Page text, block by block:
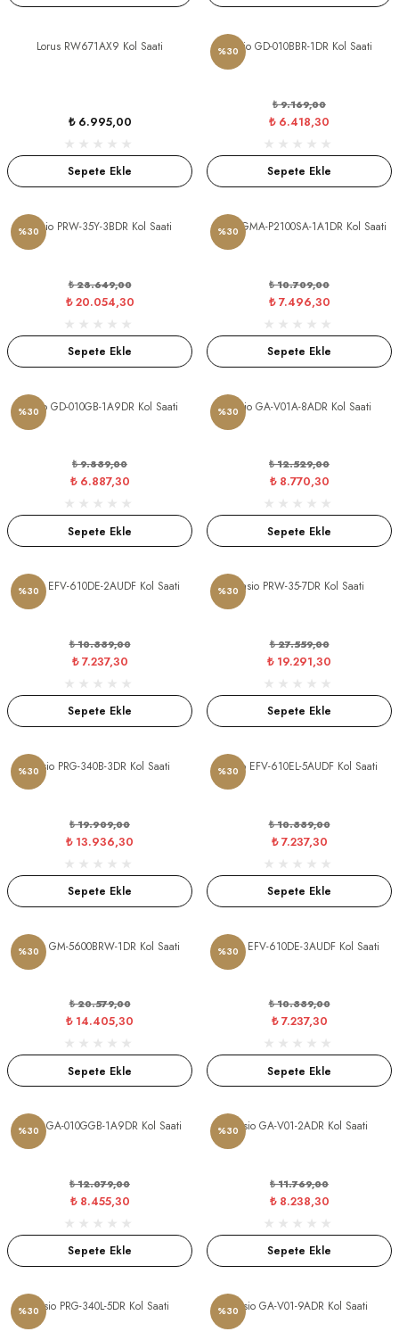
Lorus RW671AX9 Kol Saati
₺ 6.995,00
Sepete Ekle
%30Casio GD-010BBR-1DR Kol Saati
₺ 9.169,00
₺ 6.418,30
Sepete Ekle
%30Casio PRW-35Y-3BDR Kol Saati
₺ 28.649,00
₺ 20.054,30
Sepete Ekle
%30
Casio GMA-P2100SA-1A1DR Kol Saati
₺ 10.709,00
₺ 7.496,30
Sepete Ekle
%30
Casio GD-010GB-1A9DR Kol Saati
₺ 9.839,00
₺ 6.887,30
Sepete Ekle
%30Casio GA-V01A-8ADR Kol Saati
₺ 12.529,00
₺ 8.770,30
Sepete Ekle
%30
Casio EFV-610DE-2AUDF Kol Saati
₺ 10.339,00
₺ 7.237,30
Sepete Ekle
%30Casio PRW-35-7DR Kol Saati
₺ 27.559,00
₺ 19.291,30
Sepete Ekle
%30Casio PRG-340B-3DR Kol Saati
₺ 19.909,00
₺ 13.936,30
Sepete Ekle
%30
Casio EFV-610EL-5AUDF Kol Saati
₺ 10.339,00
₺ 7.237,30
Sepete Ekle
%30
Casio GM-5600BRW-1DR Kol Saati
₺ 20.579,00
₺ 14.405,30
Sepete Ekle
%30
Casio EFV-610DE-3AUDF Kol Saati
₺ 10.339,00
₺ 7.237,30
Sepete Ekle
%30
Casio GA-010GGB-1A9DR Kol Saati
₺ 12.079,00
₺ 8.455,30
Sepete Ekle
%30Casio GA-V01-2ADR Kol Saati
₺ 11.769,00
₺ 8.238,30
Sepete Ekle
%30Casio PRG-340L-5DR Kol Saati %30Casio GA-V01-9ADR Kol Saati